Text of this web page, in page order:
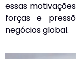
essas
forças e
negócios global.